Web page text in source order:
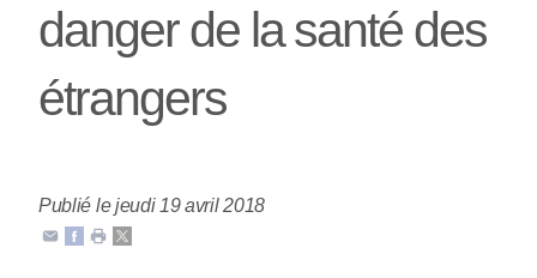
danger de la santé des
étrangers
Publié le jeudi 19 avril 2018